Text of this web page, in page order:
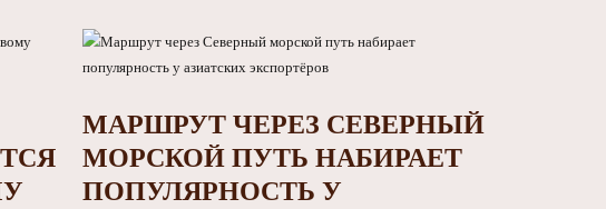
МАРШРУТ ЧЕРЕЗ СЕВЕРНЫЙ
МОРСКОЙ ПУТЬ НАБИРАЕТ
ПОПУЛЯРНОСТЬ У